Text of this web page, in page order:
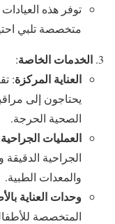
توفر هذه
متخصصة تلبي
الخدمات الخاصة:
العناية المركزة:
يحتاجون إلى
الصحية الحرجة.
العمليات الجراحية
الجراحية
والمعدات الطبية.
وحدات العناية
المتخصصة